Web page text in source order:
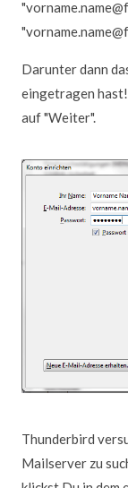
Darunter dann
eingetragen
auf "Weiter".
Thunderbird
Mailserver zu